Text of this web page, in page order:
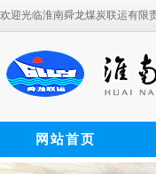
欢迎光临淮南舜龙煤炭联运有限
网站首页